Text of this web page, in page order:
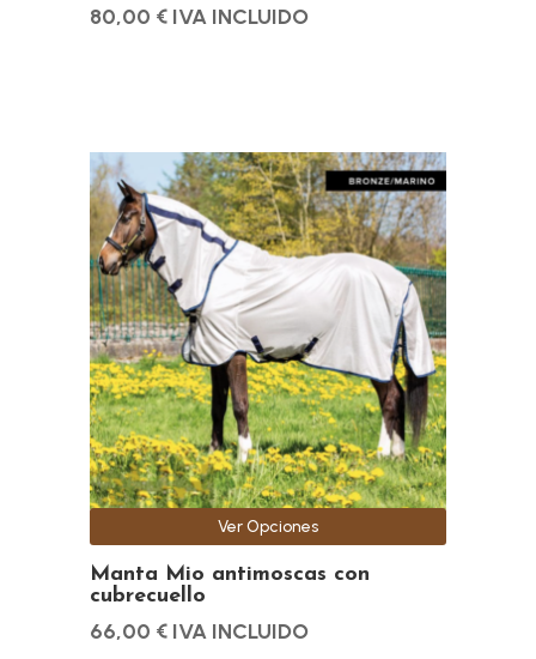
80,00 € IVA INCLUIDO
Manta Mio antimoscas con
cubrecuello
66,00 € IVA INCLUIDO
Ver Opciones
Este
producto
tiene
múltiples
variantes.
Las
opciones
se
pueden
elegir
en
la
página
de
producto